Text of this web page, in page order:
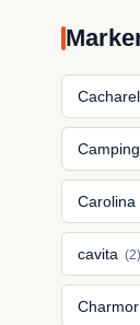
Cacharel
Carolina
cavita (2)
Charmor